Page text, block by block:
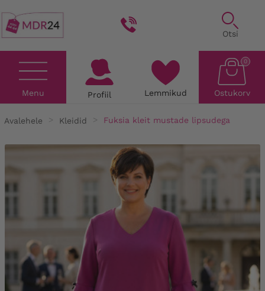
Otsi
Menu Profiil Lemmikud Ostukorv
0
Avalehele Kleidid Fuksia kleit mustade lipsudega